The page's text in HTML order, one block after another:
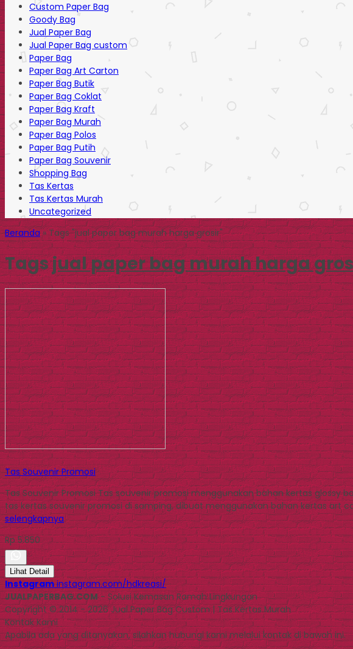
Custom Paper Bag
Goody Bag
Jual Paper Bag
Jual Paper Bag custom
Paper Bag
Paper Bag Art Carton
Paper Bag Butik
Paper Bag Coklat
Paper Bag Kraft
Paper Bag Murah
Paper Bag Polos
Paper Bag Putih
Paper Bag Souvenir
Shopping Bag
Tas Kertas
Tas Kertas Murah
Uncategorized
Beranda»Tags "jual paper bag murah harga grosir"
Tagsjual paper bag murah harga
Tas Souvenir Promosi
Tas Souvenir Promosi Tas souvenir promosi menggunakan bahan kertas
tas kertas souvenir promosi di samping, dibuat menggunakan bahan kertas art
selengkapnya
Rp 5.850
Lihat Detail
Instagram instagram.com/hdkreasi/
JUALPAPERBAG.COM- Solusi Kemasan Ramah Lingkungan
Copyright © 2014 - 2026 Jual Paper Bag Custom | Tas Kertas Murah
Kontak Kami
Apabila ada yang ditanyakan, silahkan hubungi kami melalui kontak di bawah ini.